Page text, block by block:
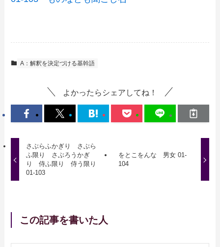
A：解釈を決定づける基幹語
よかったらシェアしてね！
さぶらふかぎり さぶら
ふ限り さぶろうかぎ
り 侍ふ限り 侍う限り
01-103
をとこをんな 男女 01-
104
この記事を書いた人